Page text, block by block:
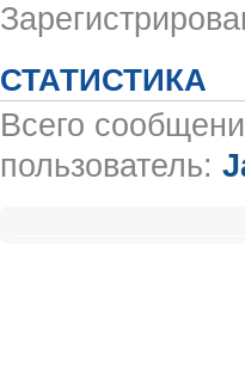
СТАТИСТИКА
Всего
пользователь: